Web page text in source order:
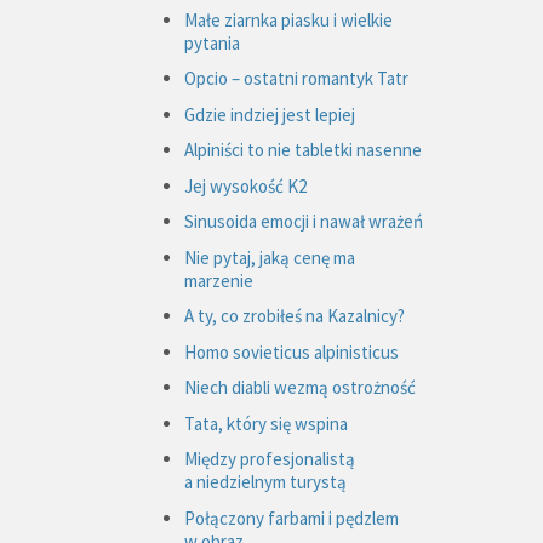
Małe ziarnka piasku i wielkie
pytania
Opcio – ostatni romantyk Tatr
Gdzie indziej jest lepiej
Alpiniści to nie tabletki nasenne
Jej wysokość K2
Sinusoida emocji i nawał wrażeń
Nie pytaj, jaką cenę ma
marzenie
A ty, co zrobiłeś na Kazalnicy?
Homo sovieticus alpinisticus
Niech diabli wezmą ostrożność
Tata, który się wspina
Między profesjonalistą
a niedzielnym turystą
Połączony farbami i pędzlem